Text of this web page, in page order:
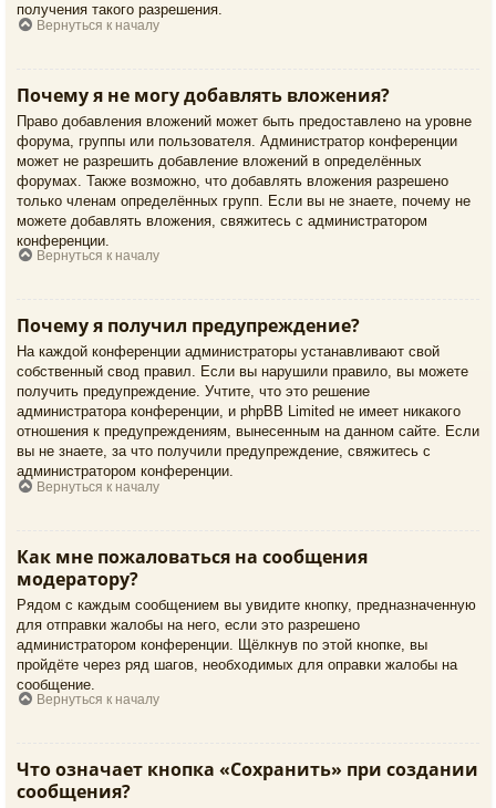
получения такого разрешения.
Вернуться к началу
Почему я не могу добавлять вложения?
Право добавления вложений может быть предоставлено на уровне
форума, группы или пользователя. Администратор конференции
может не разрешить добавление вложений в определённых
форумах. Также возможно, что добавлять вложения разрешено
только членам определённых групп. Если вы не знаете, почему не
можете добавлять вложения, свяжитесь с администратором
конференции.
Вернуться к началу
Почему я получил предупреждение?
На каждой конференции администраторы устанавливают свой
собственный свод правил. Если вы нарушили правило, вы можете
получить предупреждение. Учтите, что это решение
администратора конференции, и phpBB Limited не имеет никакого
отношения к предупреждениям, вынесенным на данном сайте. Если
вы не знаете, за что получили предупреждение, свяжитесь с
администратором конференции.
Вернуться к началу
Как мне пожаловаться на сообщения
модератору?
Рядом с каждым сообщением вы увидите кнопку, предназначенную
для отправки жалобы на него, если это разрешено
администратором конференции. Щёлкнув по этой кнопке, вы
пройдёте через ряд шагов, необходимых для оправки жалобы на
сообщение.
Вернуться к началу
Что означает кнопка «Сохранить» при создании
сообщения?